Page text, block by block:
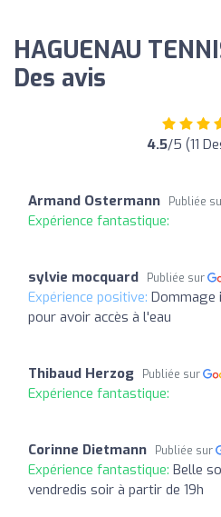
HAGUENAU
Des avis
4.5/5 (11
Armand Ostermann Publiée
Expérience fantastique:
sylvie mocquard Publiée sur
Expérience positive: Dommage
pour avoir accès à l'eau
Thibaud Herzog Publiée sur
Expérience fantastique:
Corinne Dietmann Publiée sur
Expérience fantastique: Belle
vendredis soir à partir de 19h